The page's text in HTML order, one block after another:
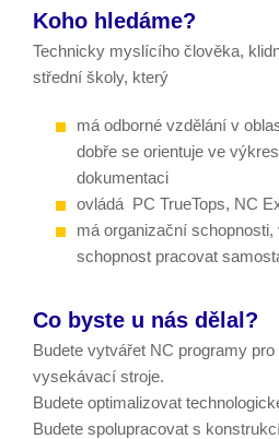
Koho hledáme?
Technicky myslícího člověka,
střední školy, který
má odborné vzdělání v
dobře se orientuje ve
ovládá PC TrueTops, NC
má organizační
schopnost pracovat
Co byste u nás dělal?
Budete vytvářet NC programy
vysekávací stroje.
Budete optimalizovat
Budete spolupracovat s